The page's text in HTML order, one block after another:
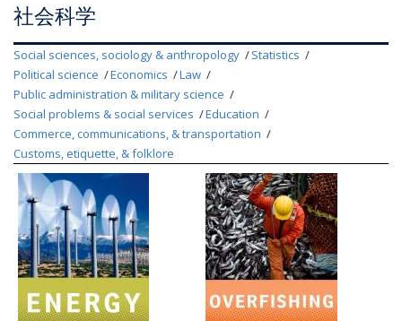
社会科学
Social sciences, sociology & anthropology
Statistics
Political science
Economics
Law
Public administration & military science
Social problems & social services
Education
Commerce, communications, & transportation
Customs, etiquette, & folklore